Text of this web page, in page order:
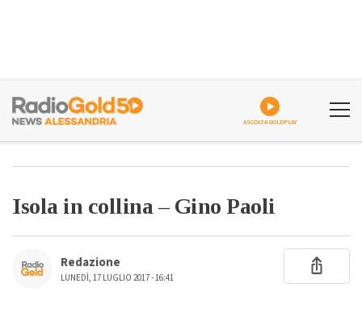
ASCOLTA GOLDPLAY
Isola in collina – Gino Paoli
Redazione
LUNEDÌ, 17 LUGLIO 2017 - 16:41